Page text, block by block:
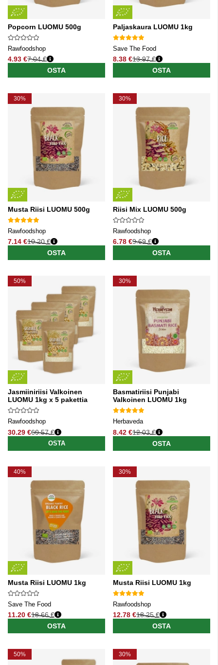
Popcorn LUOMU 500g
Rawfoodshop
4.93 €
Normaali hinta
7.04 €
OSTA
Paljaskaura LUOMU 1kg
Save The Food
8.38 €
Normaali hinta
13.97 €
OSTA
30%
Musta Riisi LUOMU 500g
Rawfoodshop
7.14 €
Normaali hinta
10.20 €
OSTA
30%
Riisi Mix LUOMU 500g
Rawfoodshop
6.78 €
Normaali hinta
9.69 €
OSTA
50%
Jasmiiniriisi Valkoinen
LUOMU 1kg x 5 pakettia
Rawfoodshop
30.29 €
Normaali hinta
60.57 €
OSTA
30%
Basmatiriisi Punjabi
Valkoinen LUOMU 1kg
Herbaveda
8.42 €
Normaali hinta
12.03 €
OSTA
40%
Musta Riisi LUOMU 1kg
Save The Food
11.20 €
Normaali hinta
18.66 €
OSTA
30%
Musta Riisi LUOMU 1kg
Rawfoodshop
12.78 €
Normaali hinta
18.25 €
OSTA
50% 30%